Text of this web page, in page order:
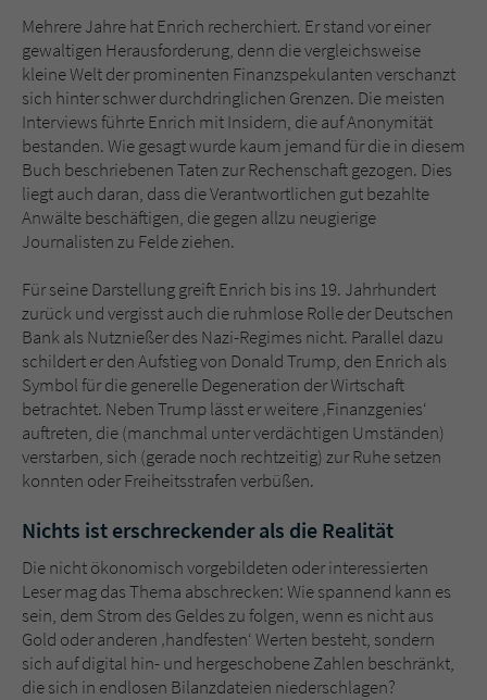
Mehrere Jahre hat Enrich recherchiert. Er stand vor einer
gewaltigen Herausforderung, denn die vergleichsweise
kleine Welt der prominenten Finanzspekulanten verschanzt
sich hinter schwer durchdringlichen Grenzen. Die meisten
Interviews führte Enrich mit Insidern, die auf Anonymität
bestanden. Wie gesagt wurde kaum jemand für die in diesem
Buch beschriebenen Taten zur Rechenschaft gezogen. Dies
liegt auch daran, dass die Verantwortlichen gut bezahlte
Anwälte beschäftigen, die gegen allzu neugierige
Journalisten zu Felde ziehen.
Für seine Darstellung greift Enrich bis ins 19. Jahrhundert
zurück und vergisst auch die ruhmlose Rolle der Deutschen
Bank als Nutznießer des Nazi-Regimes nicht. Parallel dazu
schildert er den Aufstieg von Donald Trump, den Enrich als
Symbol für die generelle Degeneration der Wirtschaft
betrachtet. Neben Trump lässt er weitere ‚Finanzgenies‘
auftreten, die (manchmal unter verdächtigen Umständen)
verstarben, sich (gerade noch rechtzeitig) zur Ruhe setzen
konnten oder Freiheitsstrafen verbüßen.
Nichts ist erschreckender als die Realität
Die nicht ökonomisch vorgebildeten oder interessierten
Leser mag das Thema abschrecken: Wie spannend kann es
sein, dem Strom des Geldes zu folgen, wenn es nicht aus
Gold oder anderen ‚handfesten‘ Werten besteht, sondern
sich auf digital hin- und hergeschobene Zahlen beschränkt,
die sich in endlosen Bilanzdateien niederschlagen?